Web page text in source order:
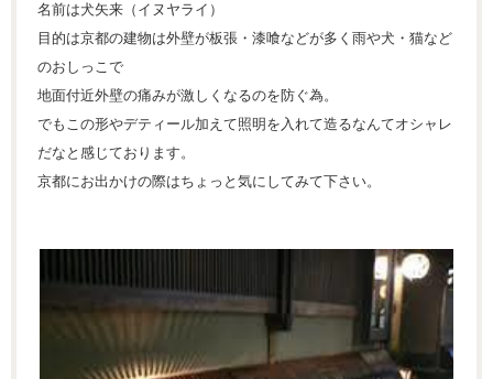
名前は犬矢来（イヌヤライ）
目的は京都の建物は外壁が板張・漆喰などが多く雨や犬・猫など
のおしっこで
地面付近外壁の痛みが激しくなるのを防ぐ為。
でもこの形やデティール加えて照明を入れて造るなんてオシャレ
だなと感じております。
京都にお出かけの際はちょっと気にしてみて下さい。